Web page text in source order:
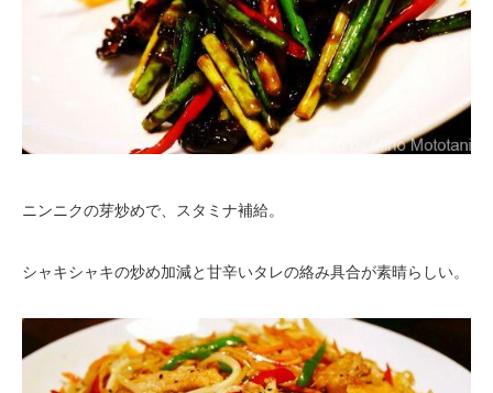
ニンニクの芽炒めで、スタミナ補給。
シャキシャキの炒め加減と甘辛いタレの絡み具合が素晴らしい。